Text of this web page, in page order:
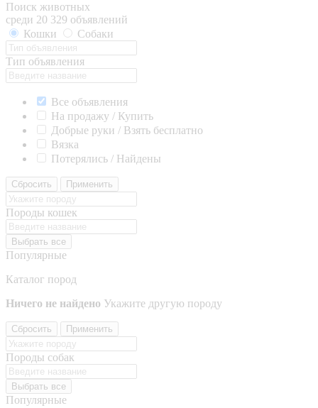
Поиск животных
среди 20 329 объявлений
Кошки
Собаки
Тип объявления
Все объявления
На продажу / Купить
Добрые руки / Взять бесплатно
Вязка
Потерялись / Найдены
Сбросить Применить
Породы кошек
Выбрать все
Популярные
Каталог пород
Ничего не найдено Укажите другую породу
Сбросить Применить
Породы собак
Выбрать все
Популярные